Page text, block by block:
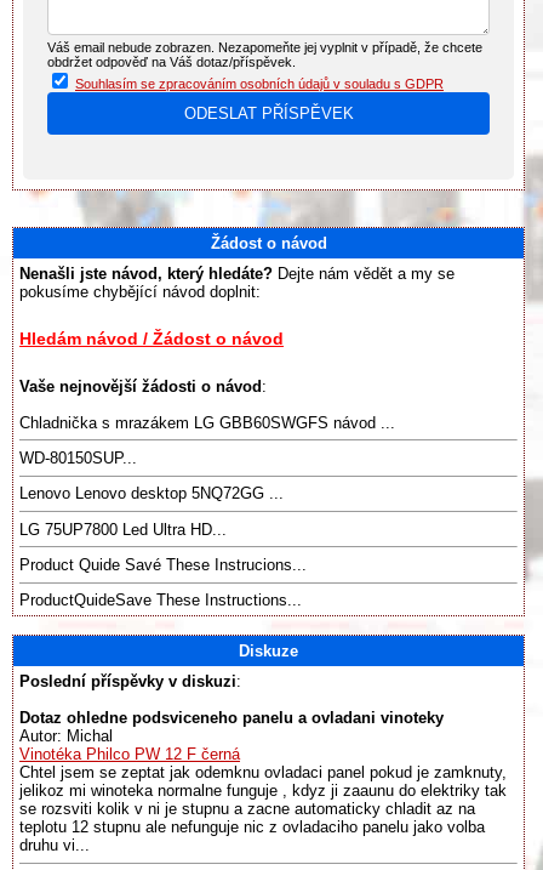
Váš email nebude zobrazen. Nezapomeňte jej vyplnit v případě, že chcete
obdržet odpověď na Váš dotaz/příspěvek.
Souhlasím se zpracováním osobních údajů v souladu s GDPR
Žádost o návod
Nenašli jste návod, který hledáte? Dejte nám vědět a my se
pokusíme chybějící návod doplnit:
Hledám návod / Žádost o návod
Vaše nejnovější žádosti o návod :
Chladnička s mrazákem LG GBB60SWGFS návod ...
WD-80150SUP...
Lenovo Lenovo desktop 5NQ72GG ...
LG 75UP7800 Led Ultra HD...
Product Quide Savé These Instrucions...
ProductQuideSave These Instructions...
Diskuze
Poslední příspěvky v diskuzi:
Dotaz ohledne podsviceneho panelu a ovladani vinoteky
Autor: Michal
Vinotéka Philco PW 12 F černá
Chtel jsem se zeptat jak odemknu ovladaci panel pokud je zamknuty,
jelikoz mi winoteka normalne funguje , kdyz ji zaaunu do elektriky tak
se rozsviti kolik v ni je stupnu a zacne automaticky chladit az na
teplotu 12 stupnu ale nefunguje nic z ovladaciho panelu jako volba
druhu vi...